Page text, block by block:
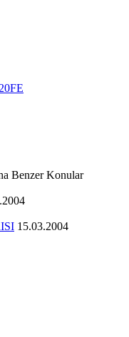
Benzer Konular
15.03.2004